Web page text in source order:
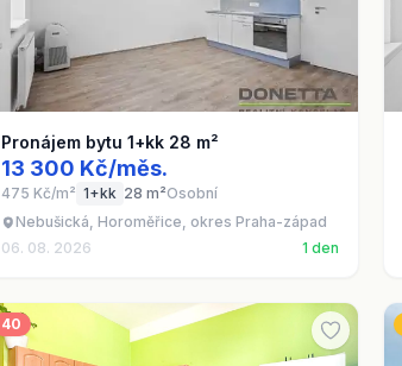
Pronájem bytu 1+kk 28 m²
13 300 Kč/měs.
475 Kč/m² 1+kk 28 m²Osobní
Nebušická, Horoměřice, okres Praha-západ
06. 08. 2026
1 den
40